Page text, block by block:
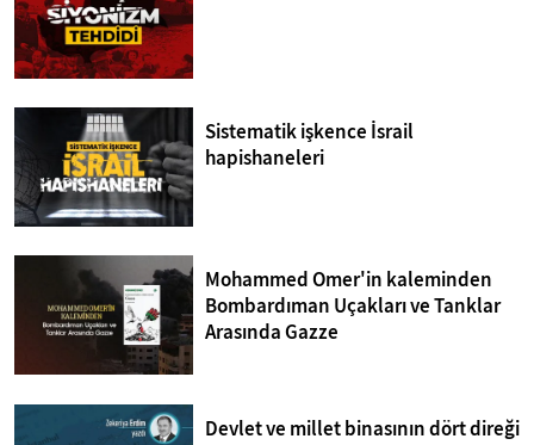
Sistematik işkence İsrail
hapishaneleri
Mohammed Omer'in kaleminden
Bombardıman Uçakları ve Tanklar
Arasında Gazze
Devlet ve millet binasının dört direği